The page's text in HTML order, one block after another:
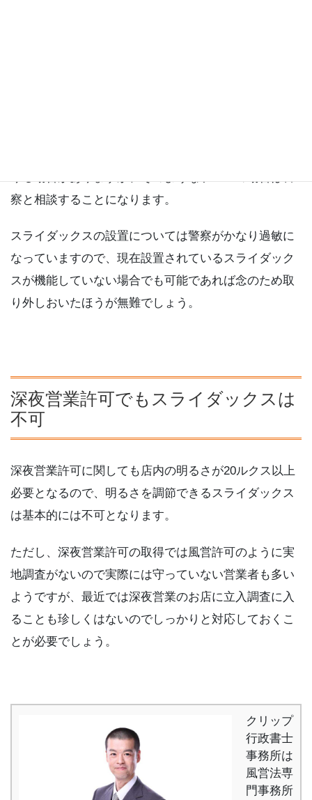
察と相談することになります。
スライダックスの設置については警察がかなり過敏に
なっていますので、現在設置されているスライダック
スが機能していない場合でも可能であれば念のため取
り外しおいたほうが無難でしょう。
深夜営業許可でもスライダックスは
不可
深夜営業許可に関しても店内の明るさが20ルクス以上
必要となるので、明るさを調節できるスライダックス
は基本的には不可となります。
ただし、深夜営業許可の取得では風営許可のように実
地調査がないので実際には守っていない営業者も多い
ようですが、最近では深夜営業のお店に立入調査に入
ることも珍しくはないのでしっかりと対応しておくこ
とが必要でしょう。
クリップ
行政書士
事務所は
風営法専
門事務所